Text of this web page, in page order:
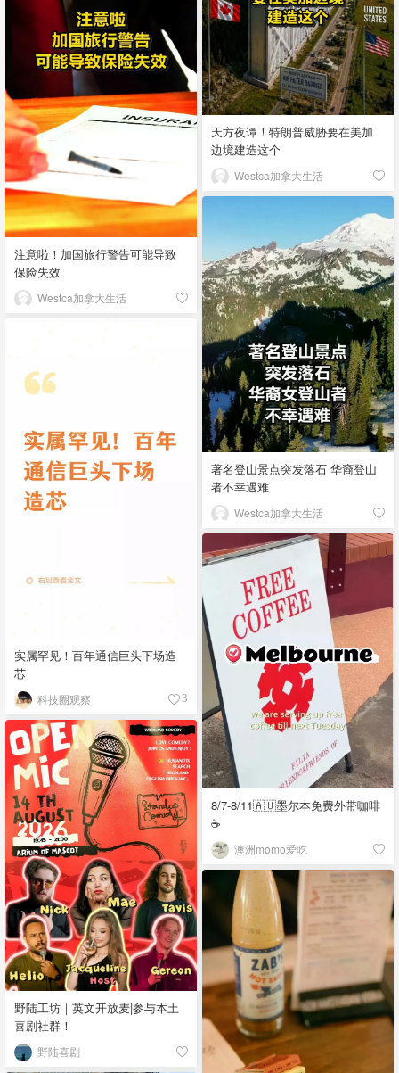
天方夜谭！特朗普威胁要在美加
边境建造这个
Westca加拿大生活
注意啦！加国旅行警告可能导致
保险失效
Westca加拿大生活
著名登山景点突发落石 华裔登山
者不幸遇难
Westca加拿大生活
实属罕见！百年通信巨头下场造
芯
科技圈观察 3
8/7-8/11🇦🇺墨尔本免费外带咖啡
☕
澳洲momo爱吃
野陆工坊｜英文开放麦|参与本土
喜剧社群！
野陆喜剧